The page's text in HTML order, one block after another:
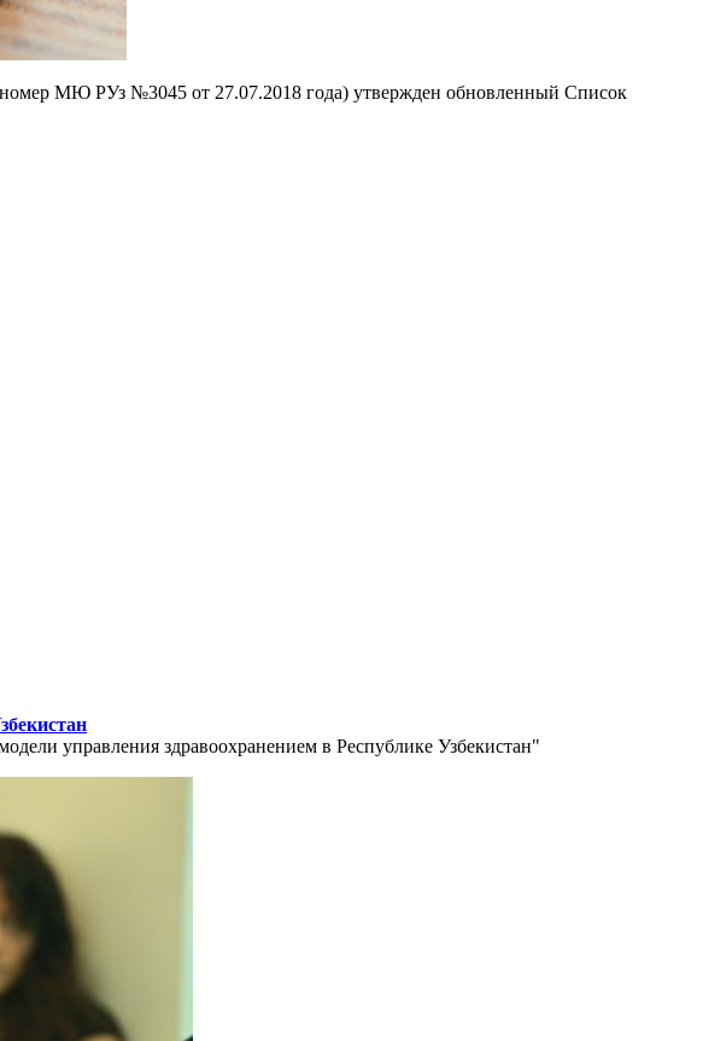
МЮ РУз №3045 от 27.07.2018 года) утвержден обновленный Список
управления здравоохранением в Республике Узбекистан"